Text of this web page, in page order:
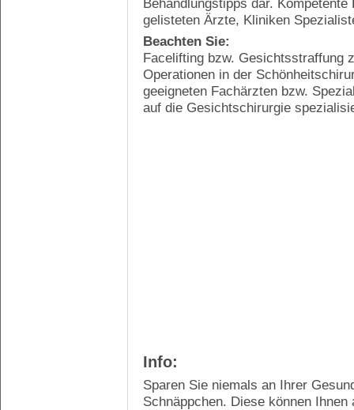
Behandlungstipps dar.
gelisteten Ärzte, Kliniken
Beachten Sie:
Facelifting bzw. Gesichtsstraffung
Operationen in der
geeigneten Fachärzten bzw.
auf die Gesichtschirurgie
Info:
Sparen Sie niemals an Ihrer
Schnäppchen. Diese können